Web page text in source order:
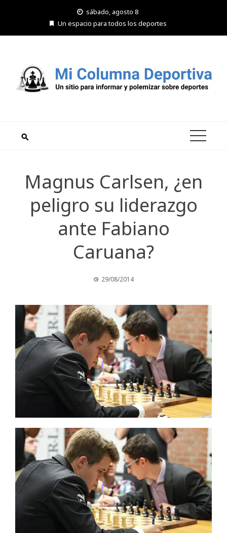
sábado, agosto 8
Un espacio para todos los deportes
Magnus Carlsen, ¿en
peligro su liderazgo
ante Fabiano
Caruana?
29/08/2014